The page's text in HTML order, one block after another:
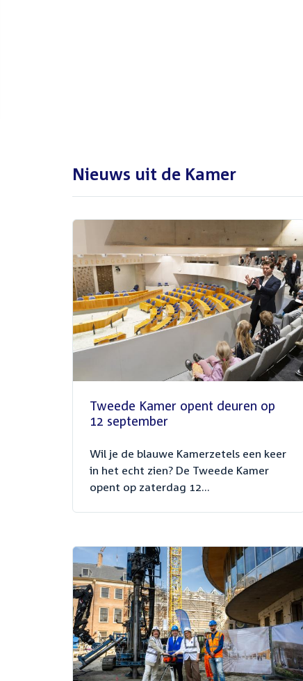
Nieuws uit de Kamer
Tweede Kamer opent deuren op
12 september
Wil je de blauwe Kamerzetels een keer
in het echt zien? De Tweede Kamer
opent op zaterdag 12...